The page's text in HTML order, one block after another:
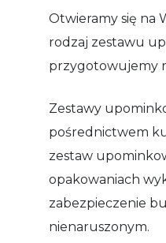
Otwieramy się na
rodzaj zestawu
przygotowujemy
Zestawy
pośrednictwem
zestaw
opakowaniach
zabezpieczenie
nienaruszonym.